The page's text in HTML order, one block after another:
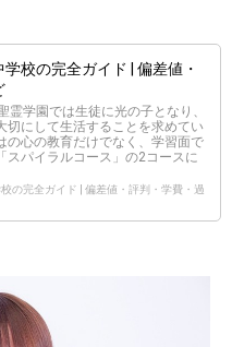
校の完全ガイド | 偏差値・
学園では生徒に光の子となり、
切にして生活することを求めてい
の心の教育だけでなく、学習面で
スパイラルコース」の2コースに
の完全ガイド | 偏差値・評判・学費・過